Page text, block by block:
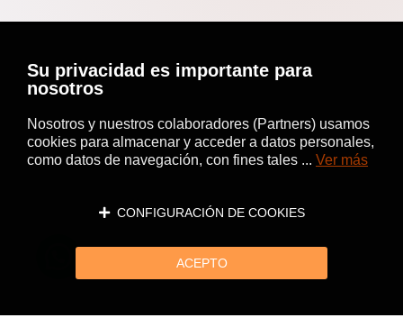
Su privacidad es importante para
nosotros
Nosotros y nuestros colaboradores (Partners) usamos
cookies para almacenar y acceder a datos personales,
como datos de navegación, con fines tales ... Ver más
CONFIGURACIÓN DE COOKIES
ACEPTO